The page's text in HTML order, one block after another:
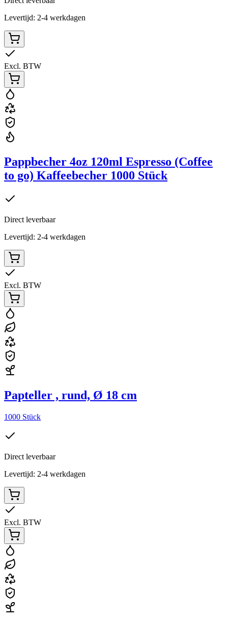
Levertijd: 2-4 werkdagen
Excl. BTW
Pappbecher 4oz 120ml Espresso (Coffee
to go) Kaffeebecher 1000 Stück
Direct leverbaar
Levertijd: 2-4 werkdagen
Excl. BTW
Papteller , rund, Ø 18 cm
1000 Stück
Direct leverbaar
Levertijd: 2-4 werkdagen
Excl. BTW